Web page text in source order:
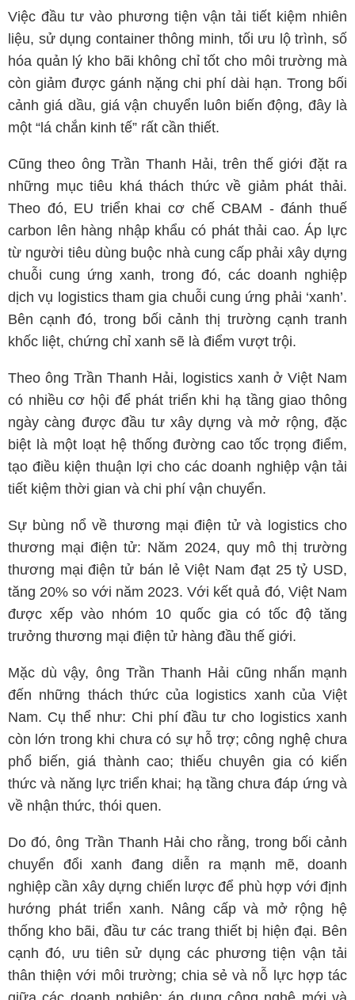
Việc đầu tư vào phương tiện vận tải tiết kiệm nhiên
liệu, sử dụng container thông minh, tối ưu lộ trình, số
hóa quản lý kho bãi không chỉ tốt cho môi trường mà
còn giảm được gánh nặng chi phí dài hạn. Trong bối
cảnh giá dầu, giá vận chuyển luôn biến động, đây là
một “lá chắn kinh tế” rất cần thiết.
Cũng theo ông Trần Thanh Hải, trên thế giới đặt ra
những mục tiêu khá thách thức về giảm phát thải.
Theo đó, EU triển khai cơ chế CBAM - đánh thuế
carbon lên hàng nhập khẩu có phát thải cao. Áp lực
từ người tiêu dùng buộc nhà cung cấp phải xây dựng
chuỗi cung ứng xanh, trong đó, các doanh nghiệp
dịch vụ logistics tham gia chuỗi cung ứng phải ‘xanh’.
Bên cạnh đó, trong bối cảnh thị trường cạnh tranh
khốc liệt, chứng chỉ xanh sẽ là điểm vượt trội.
Theo ông Trần Thanh Hải, logistics xanh ở Việt Nam
có nhiều cơ hội để phát triển khi hạ tầng giao thông
ngày càng được đầu tư xây dựng và mở rộng, đặc
biệt là một loạt hệ thống đường cao tốc trọng điểm,
tạo điều kiện thuận lợi cho các doanh nghiệp vận tải
tiết kiệm thời gian và chi phí vận chuyển.
Sự bùng nổ về thương mại điện tử và logistics cho
thương mại điện tử: Năm 2024, quy mô thị trường
thương mại điện tử bán lẻ Việt Nam đạt 25 tỷ USD,
tăng 20% so với năm 2023. Với kết quả đó, Việt Nam
được xếp vào nhóm 10 quốc gia có tốc độ tăng
trưởng thương mại điện tử hàng đầu thế giới.
Mặc dù vậy, ông Trần Thanh Hải cũng nhấn mạnh
đến những thách thức của logistics xanh của Việt
Nam. Cụ thể như: Chi phí đầu tư cho logistics xanh
còn lớn trong khi chưa có sự hỗ trợ; công nghệ chưa
phổ biến, giá thành cao; thiếu chuyên gia có kiến
thức và năng lực triển khai; hạ tầng chưa đáp ứng và
về nhận thức, thói quen.
Do đó, ông Trần Thanh Hải cho rằng, trong bối cảnh
chuyển đổi xanh đang diễn ra mạnh mẽ, doanh
nghiệp cần xây dựng chiến lược để phù hợp với định
hướng phát triển xanh. Nâng cấp và mở rộng hệ
thống kho bãi, đầu tư các trang thiết bị hiện đại. Bên
cạnh đó, ưu tiên sử dụng các phương tiện vận tải
thân thiện với môi trường; chia sẻ và nỗ lực hợp tác